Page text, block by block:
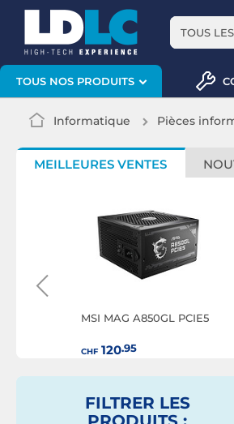
TOUS
TOUS NOS PRODUITS
Informatique Pièces
MEILLEURES VENTES
MSI MAG A850GL PCIE5
CHF120.95
FILTRER LES